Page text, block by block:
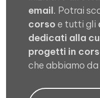
email. Potrai
corso e tutti gli
dedicati alla
progetti in
che abbiamo